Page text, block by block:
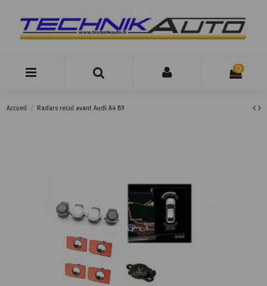
0
Accueil Radars recul avant Audi A4 B9